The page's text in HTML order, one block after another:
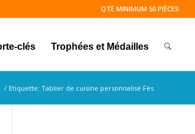
QTÉ MINIMUM 50 PIÈCES
clés Trophées et Médailles
/ Etiquette: Tablier de cuisine personnalisé Fès